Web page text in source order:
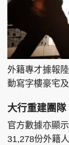
外籍專才據報
動寫字樓豪宅
大行重建團
官方數據亦顯
31,278份外籍